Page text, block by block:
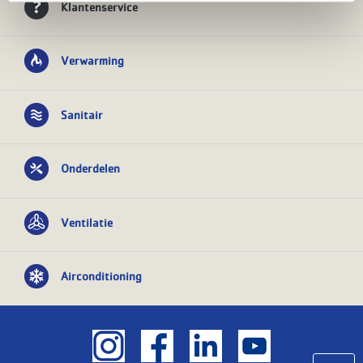
Klantenservice
Verwarming
Sanitair
Onderdelen
Ventilatie
Airconditioning